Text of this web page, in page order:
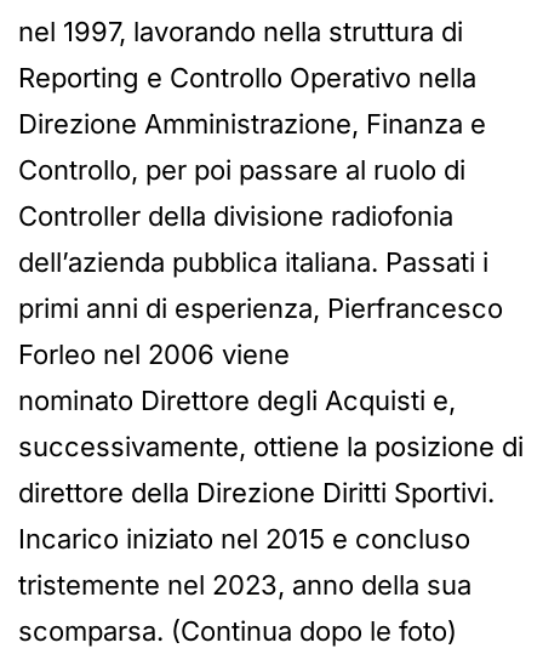
nel 1997, lavorando nella struttura di
Reporting e Controllo Operativo nella
Direzione Amministrazione, Finanza e
Controllo, per poi passare al ruolo di
Controller della divisione radiofonia
dell’azienda pubblica italiana. Passati i
primi anni di esperienza, Pierfrancesco
Forleo nel 2006 viene
nominato Direttore degli Acquisti e,
successivamente, ottiene la posizione di
direttore della Direzione Diritti Sportivi.
Incarico iniziato nel 2015 e concluso
tristemente nel 2023, anno della sua
scomparsa. (Continua dopo le foto)